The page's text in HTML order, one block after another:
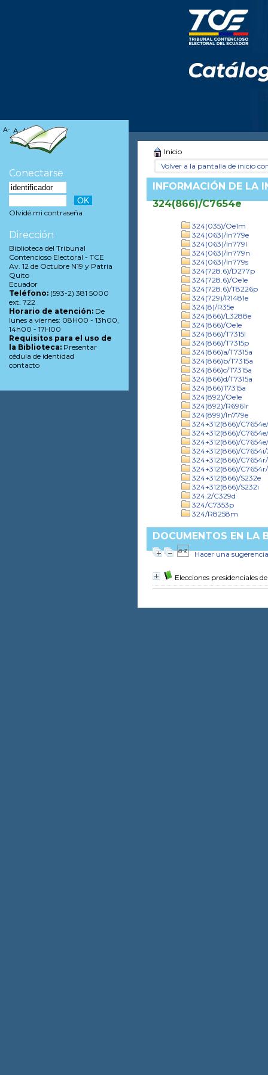
Inicio
Volver a la pantalla de inicio
INFORMACIÓN DE LA
324(866)/C7654e
324(035)/Oe1m
324(063)/In779e
324(063)/In779l
324(063)/In779n
324(063)/In779s
324(728.6)/D277p
324(728.6)/Oe1e
324(728.6)/T8226p
324(729)/R1481e
324(8)/R35e
324(866)/L3288e
324(866)/Oe1e
324(866)/T7315l
324(866)/T7315p
324(866)a/T7315a
324(866)b/T7315a
324(866)c/T7315a
324(866)d/T7315a
324(866)T7315a
324(892)/Oe1e
324(892)/R6961r
324(899)/In779e
324+312(866)/
324+312(866)/
324+312(866)/
324+312(866)/C7654i/
324+312(866)/
324+312(866)/
324+312(866)/S232e
324+312(866)/S232i
324.2/C329d
324/C7353p
324/R8258m
DOCUMENTOS EN LA
Hacer una sugerencia
Elecciones presidenciales
A- A A+
Conectarse
Olvidé mi contraseña
Dirección
Biblioteca del Tribunal
Contencioso Electoral - TCE
Av. 12 de Octubre N19 y Patria
Quito
Ecuador
Teléfono: (593-2) 381 5000
ext. 722
Horario de atención: De
lunes a viernes: 08H00 - 13h00,
14h00 - 17H00
Requisitos para el uso de
la Biblioteca: Presentar
cédula de identidad
contacto